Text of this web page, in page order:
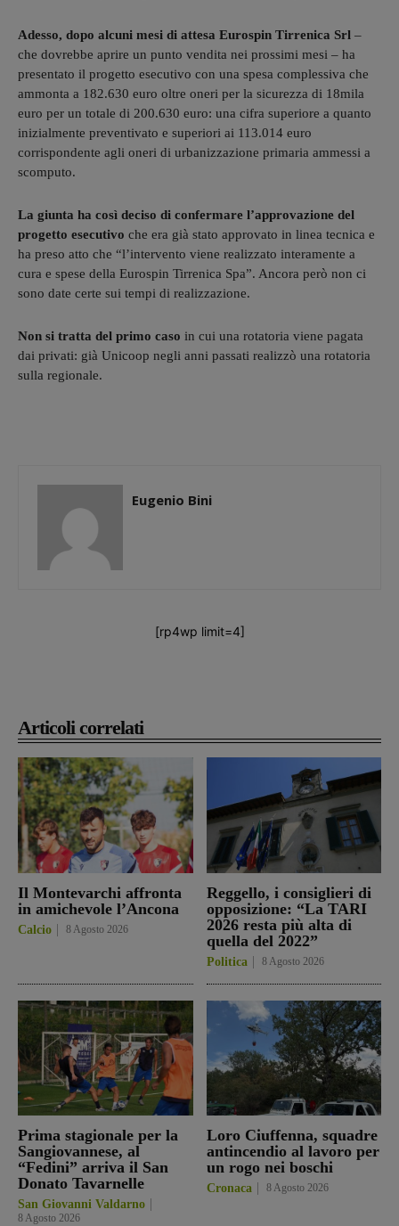
Articoli correlati
Il Montevarchi affronta
in amichevole l’Ancona
Calcio 8 Agosto 2026
Reggello, i consiglieri di
opposizione: “La TARI
2026 resta più alta di
quella del 2022”
Politica 8 Agosto 2026
Prima stagionale per la
Sangiovannese, al
“Fedini” arriva il San
Donato Tavarnelle
San Giovanni Valdarno
8 Agosto 2026
Loro Ciuffenna, squadre
antincendio al lavoro per
un rogo nei boschi
Cronaca 8 Agosto 2026
Adesso, dopo alcuni mesi di attesa Eurospin Tirrenica Srl –
che dovrebbe aprire un punto vendita nei prossimi mesi – ha
presentato il progetto esecutivo con una spesa complessiva che
ammonta a 182.630 euro oltre oneri per la sicurezza di 18mila
euro per un totale di 200.630 euro: una cifra superiore a quanto
inizialmente preventivato e superiori ai 113.014 euro
corrispondente agli oneri di urbanizzazione primaria ammessi a
scomputo.
La giunta ha così deciso di confermare l’approvazione del
progetto esecutivo che era già stato approvato in linea tecnica e
ha preso atto che “l’intervento viene realizzato interamente a
cura e spese della Eurospin Tirrenica Spa”. Ancora però non ci
sono date certe sui tempi di realizzazione.
Non si tratta del primo caso in cui una rotatoria viene pagata
dai privati: già Unicoop negli anni passati realizzò una rotatoria
sulla regionale.
Eugenio Bini
[rp4wp limit=4]